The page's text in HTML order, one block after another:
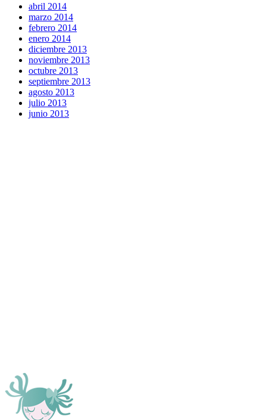
abril 2014
marzo 2014
febrero 2014
enero 2014
diciembre 2013
noviembre 2013
octubre 2013
septiembre 2013
agosto 2013
julio 2013
junio 2013